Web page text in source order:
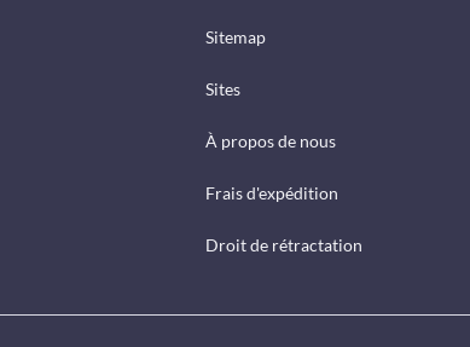
Sitemap
Sites
À propos de nous
Frais d'expédition
Droit de rétractation